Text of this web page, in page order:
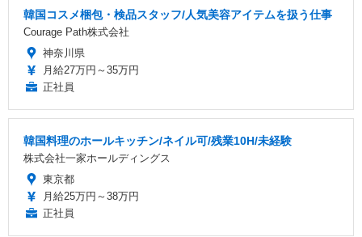
韓国コスメ梱包・検品スタッフ/人気美容アイテムを扱う仕事
Courage Path株式会社
神奈川県
月給27万円～35万円
正社員
韓国料理のホールキッチン/ネイル可/残業10H/未経験
株式会社一家ホールディングス
東京都
月給25万円～38万円
正社員